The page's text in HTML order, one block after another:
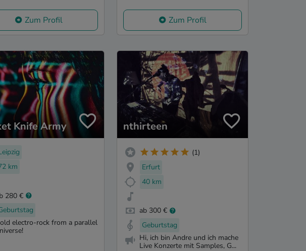
Zum Profil Zum Profil
Knife Army
km
280 €
electro-rock from a parallel
nthirteen
(1)
Erfurt
40 km
ab 300 €
Geburtstag
Hi, ich bin Andre und ich mache
Live Konzerte mit Samples, G...